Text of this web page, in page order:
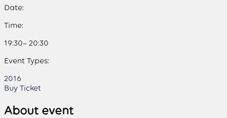
Date:
Time:
19:30– 20:30
Event Types:
2016
Buy Ticket
About event